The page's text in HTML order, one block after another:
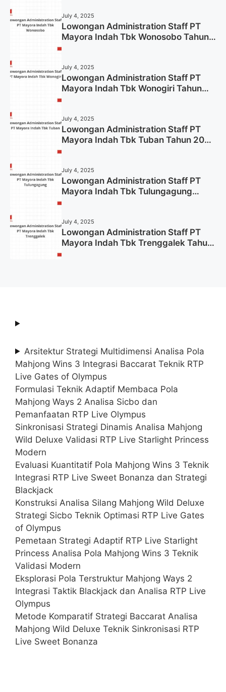
July 4, 2025
Lowongan Administration Staff PT
Mayora Indah Tbk Wonosobo Tahun
July 4, 2025
Lowongan Administration Staff PT
Mayora Indah Tbk Wonogiri Tahun
July 4, 2025
Lowongan Administration Staff PT
Mayora Indah Tbk Tuban Tahun 2025
July 4, 2025
Lowongan Administration Staff PT
Mayora Indah Tbk Tulungagung
July 4, 2025
Lowongan Administration Staff PT
Mayora Indah Tbk Trenggalek Tahun
Arsitektur Strategi Multidimensi Analisa Pola
Mahjong Wins 3 Integrasi Baccarat Teknik RTP
Live Gates of Olympus
Formulasi Teknik Adaptif Membaca Pola
Mahjong Ways 2 Analisa Sicbo dan
Pemanfaatan RTP Live Olympus
Sinkronisasi Strategi Dinamis Analisa Mahjong
Wild Deluxe Validasi RTP Live Starlight Princess
Modern
Evaluasi Kuantitatif Pola Mahjong Wins 3 Teknik
Integrasi RTP Live Sweet Bonanza dan Strategi
Blackjack
Konstruksi Analisa Silang Mahjong Wild Deluxe
Strategi Sicbo Teknik Optimasi RTP Live Gates
of Olympus
Pemetaan Strategi Adaptif RTP Live Starlight
Princess Analisa Pola Mahjong Wins 3 Teknik
Validasi Modern
Eksplorasi Pola Terstruktur Mahjong Ways 2
Integrasi Taktik Blackjack dan Analisa RTP Live
Olympus
Metode Komparatif Strategi Baccarat Analisa
Mahjong Wild Deluxe Teknik Sinkronisasi RTP
Live Sweet Bonanza